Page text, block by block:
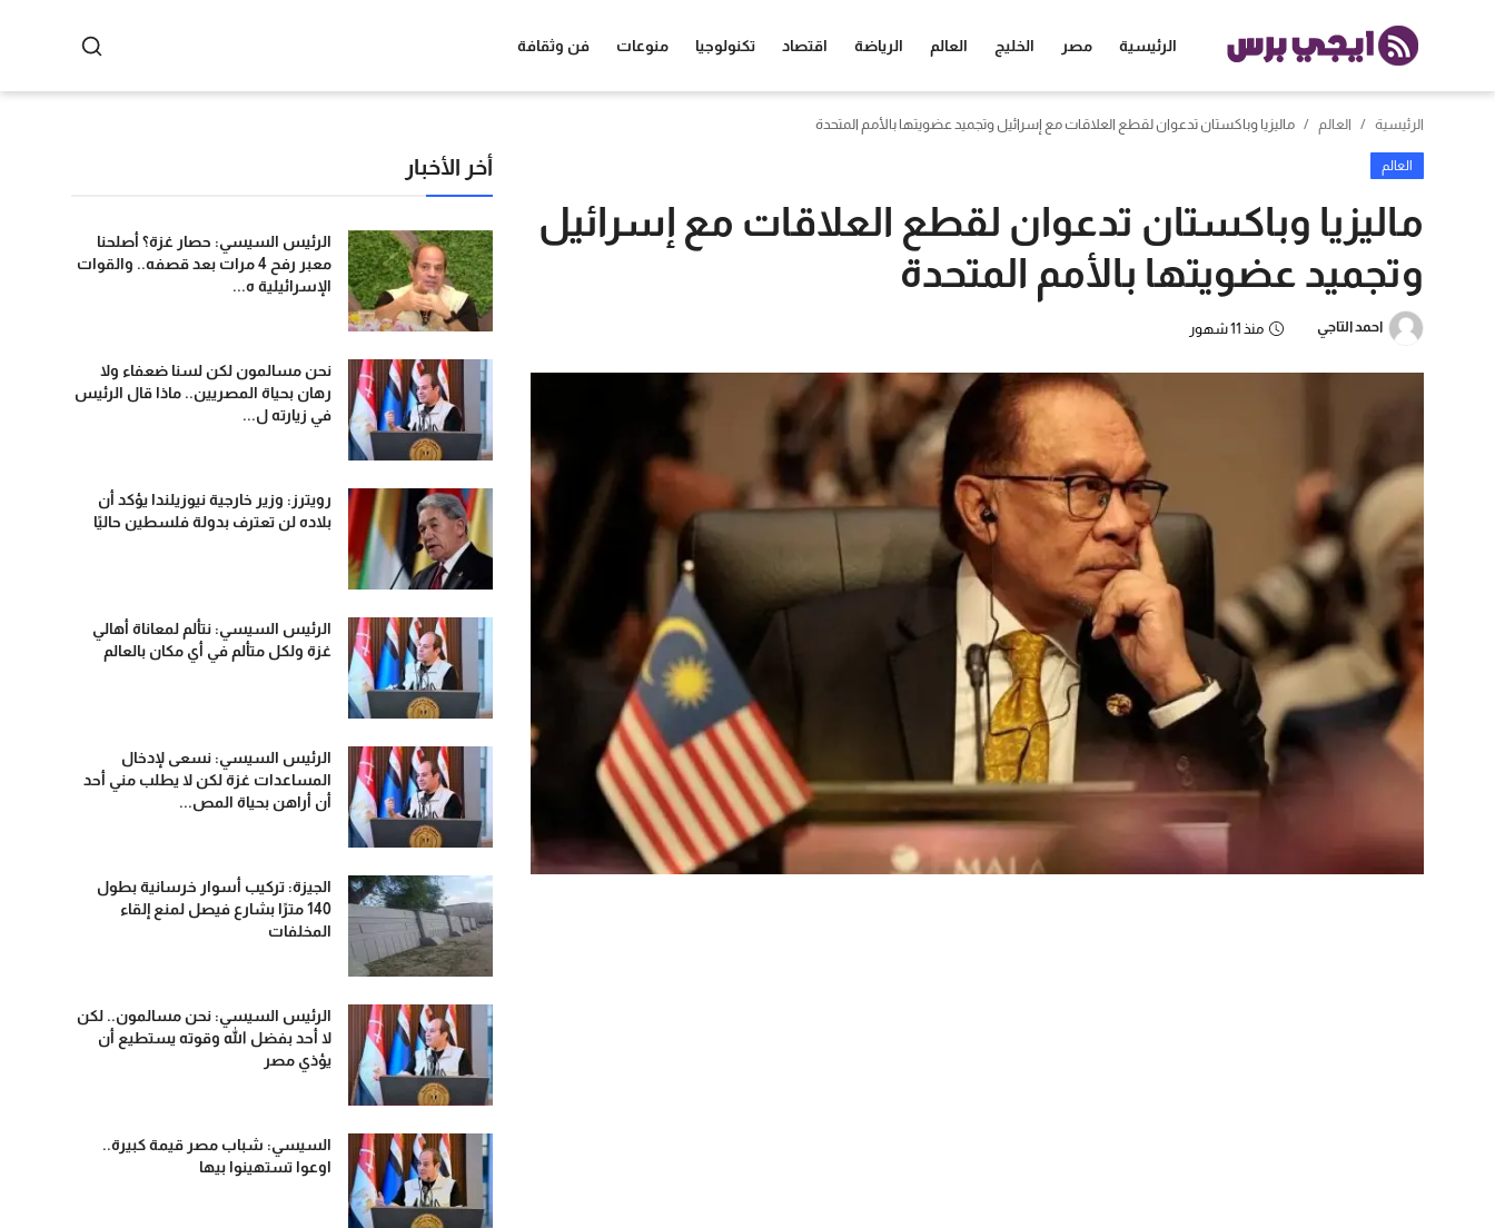
الرئيسية مصر الخليج العالم الرياضة اقتصاد تكنولوجيا منوعات فن وثقافة
فن وثقافة
الرئيسية العالم ماليزيا وباكستان تدعوان لقطع العلاقات مع إسرائيل وتجميد عضويتها بالأمم المتحدة
العالم
ماليزيا وباكستان تدعوان لقطع العلاقات مع إسرائيل
وتجميد عضويتها بالأمم المتحدة
احمد التاجي منذ 11 شهور
أخر الأخبار
الرئيس السيسي: حصار غزة؟ أصلحنا
معبر رفح 4 مرات بعد قصفه.. والقوات
الإسرائيلية ه...
نحن مسالمون لكن لسنا ضعفاء ولا
رهان بحياة المصريين.. ماذا قال الرئيس
في زيارته ل...
رويترز: وزير خارجية نيوزيلندا يؤكد أن
بلاده لن تعترف بدولة فلسطين حاليًا
الرئيس السيسي: نتألم لمعاناة أهالي
غزة ولكل متألم في أي مكان بالعالم
الرئيس السيسي: نسعى لإدخال
المساعدات غزة لكن لا يطلب مني أحد
أن أراهن بحياة المص...
الجيزة: تركيب أسوار خرسانية بطول
140 مترًا بشارع فيصل لمنع إلقاء
المخلفات
الرئيس السيسي: نحن مسالمون.. لكن
لا أحد بفضل الله وقوته يستطيع أن
يؤذي مصر
السيسي: شباب مصر قيمة كبيرة..
اوعوا تستهينوا بيها